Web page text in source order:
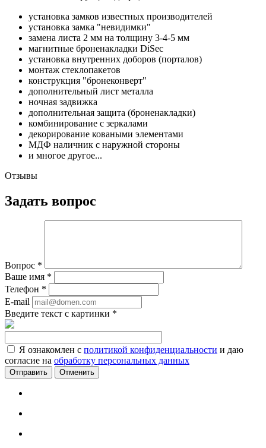
установка замков известных производителей
установка замка "невидимки"
замена листа 2 мм на толщину 3-4-5 мм
магнитные броненакладки DiSec
установка внутренних доборов (порталов)
монтаж стеклопакетов
конструкция "бронеконверт"
дополнительный лист металла
ночная задвижка
дополнительная защита (броненакладки)
комбинирование с зеркалами
декорирование коваными элементами
МДФ наличник с наружной стороны
и многое другое...
Отзывы
Задать вопрос
Вопрос *
Ваше имя *
Телефон *
E-mail
Введите текст с картинки *
Я ознакомлен с политикой конфиденциальности и даю
согласие на обработку персональных данных
Отменить